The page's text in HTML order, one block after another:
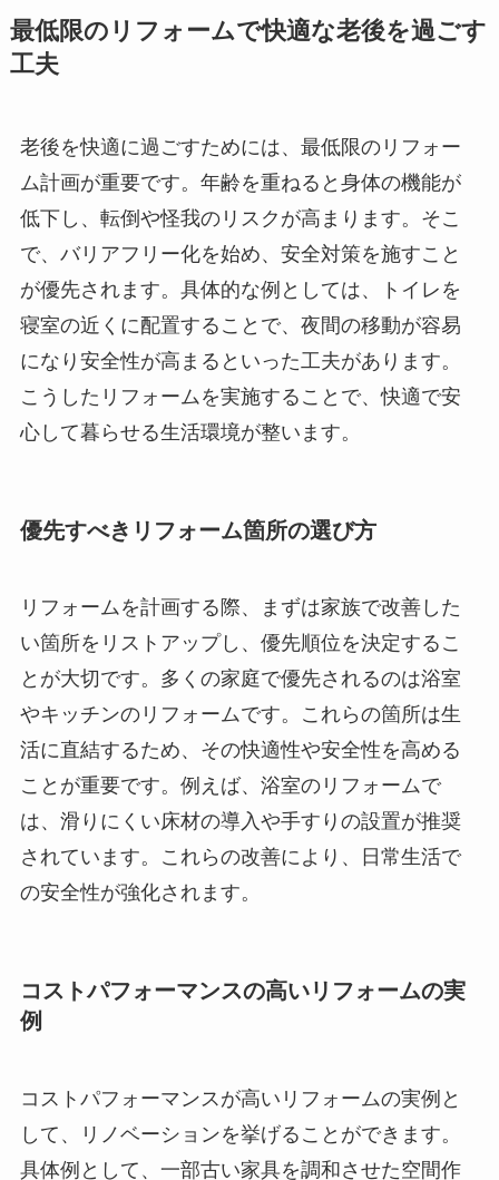
最低限のリフォームで快適な老後を過ごす
工夫
老後を快適に過ごすためには、最低限のリフォー
ム計画が重要です。年齢を重ねると身体の機能が
低下し、転倒や怪我のリスクが高まります。そこ
で、バリアフリー化を始め、安全対策を施すこと
が優先されます。具体的な例としては、トイレを
寝室の近くに配置することで、夜間の移動が容易
になり安全性が高まるといった工夫があります。
こうしたリフォームを実施することで、快適で安
心して暮らせる生活環境が整います。
優先すべきリフォーム箇所の選び方
リフォームを計画する際、まずは家族で改善した
い箇所をリストアップし、優先順位を決定するこ
とが大切です。多くの家庭で優先されるのは浴室
やキッチンのリフォームです。これらの箇所は生
活に直結するため、その快適性や安全性を高める
ことが重要です。例えば、浴室のリフォームで
は、滑りにくい床材の導入や手すりの設置が推奨
されています。これらの改善により、日常生活で
の安全性が強化されます。
コストパフォーマンスの高いリフォームの実
例
コストパフォーマンスが高いリフォームの実例と
して、リノベーションを挙げることができます。
具体例として、一部古い家具を調和させた空間作